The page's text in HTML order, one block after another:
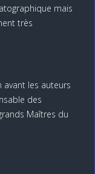
mais
très
les auteurs
des
Maîtres du